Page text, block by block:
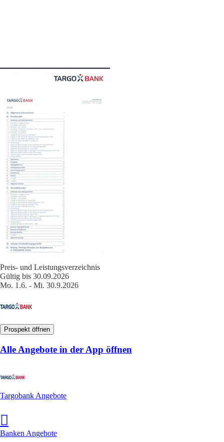
Preis- und Leistungsverzeichnis
Gültig bis 30.09.2026
Mo. 1.6. - Mi. 30.9.2026
Prospekt öffnen
Alle Angebote in der App öffnen
Targobank Angebote
Banken Angebote